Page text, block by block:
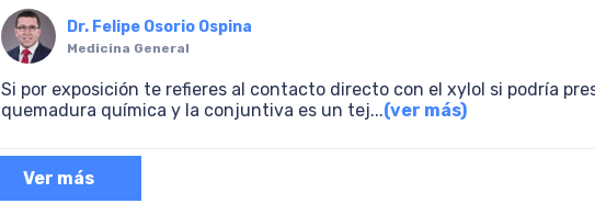
Dr. Felipe Osorio Ospina
Medicina General
Si por exposición te refieres al contacto directo con el xylol si podría
quemadura química y la conjuntiva es un tej...(ver más)
Ver más